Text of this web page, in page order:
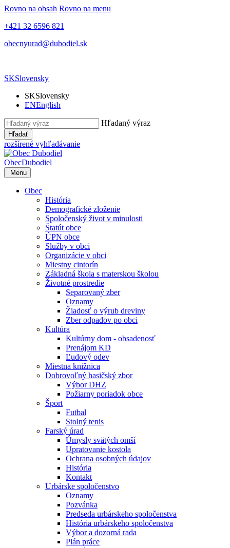
Rovno na obsah Rovno na menu
+421 32 6596 821
obecnyurad@dubodiel.sk
SKSlovensky
SKSlovensky
ENEnglish
Hľadaný výraz
Hľadať
rozšírené vyhľadávanie
ObecDubodiel
Menu
Obec
História
Demografické zloženie
Spoločenský život v minulosti
Štatút obce
ÚPN obce
Služby v obci
Organizácie v obci
Miestny cintorín
Základná škola s materskou školou
Životné prostredie
Separovaný zber
Oznamy
Žiadosť o výrub dreviny
Zber odpadov po obci
Kultúra
Kultúrny dom - obsadenosť
Prenájom KD
Ľudový odev
Miestna knižnica
Dobrovoľný hasičský zbor
Výbor DHZ
Požiarny poriadok obce
Šport
Futbal
Stolný tenis
Farský úrad
Úmysly svätých omší
Upratovanie kostola
Ochrana osobných údajov
História
Kontakt
Urbárske spoločenstvo
Oznamy
Pozvánka
Predseda urbárskeho spoločenstva
História urbárskeho spoločenstva
Výbor a dozorná rada
Plán práce